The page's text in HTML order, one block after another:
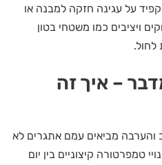
על עגינה חזקה למבנה או
ויציבים כמו משטחי בטון
לחול.
– איך זה
והערבה מביאים עמם אתגרים לא
טמפרטורה קיצוניים בין יום